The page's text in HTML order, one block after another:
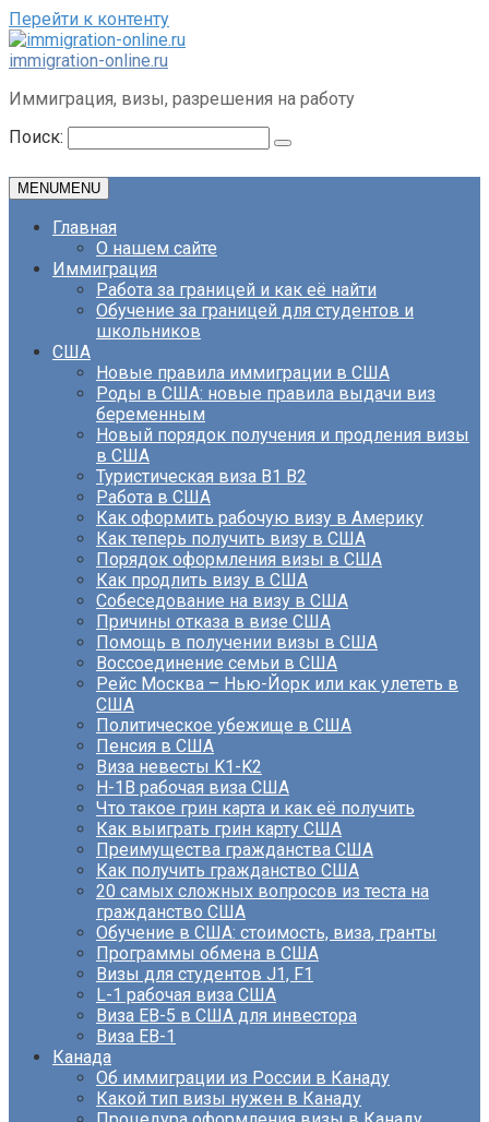
Перейти к контенту
immigration-online.ru
Иммиграция, визы, разрешения на работу
Поиск:
MENUMENU
Главная
О нашем сайте
Иммиграция
Работа за границей и как её найти
Обучение за границей для студентов и
школьников
США
Новые правила иммиграции в США
Роды в США: новые правила выдачи виз
беременным
Новый порядок получения и продления визы
в США
Туристическая виза B1 B2
Работа в США
Как оформить рабочую визу в Америку
Как теперь получить визу в США
Порядок оформления визы в США
Как продлить визу в США
Собеседование на визу в США
Причины отказа в визе США
Помощь в получении визы в США
Воссоединение семьи в США
Рейс Москва – Нью-Йорк или как улететь в
США
Политическое убежище в США
Пенсия в США
Виза невесты K1-K2
H-1B рабочая виза США
Что такое грин карта и как её получить
Как выиграть грин карту США
Преимущества гражданства США
Как получить гражданство США
20 самых сложных вопросов из теста на
гражданство США
Обучение в США: стоимость, виза, гранты
Программы обмена в США
Визы для студентов J1, F1
L-1 рабочая виза США
Виза EB-5 в США для инвестора
Виза ЕВ-1
Канада
Об иммиграции из России в Канаду
Какой тип визы нужен в Канаду